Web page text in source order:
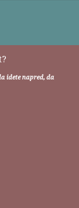
idete napred, da